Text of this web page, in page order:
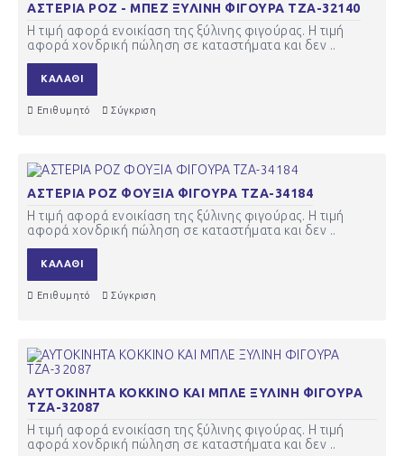
ΑΣΤΕΡΙΑ ΡΟΖ - ΜΠΕΖ ΞΥΛΙΝΗ ΦΙΓΟΥΡΑ ΤΖΑ-32140
Η τιμή αφορά ενοικίαση της ξύλινης φιγούρας. Η τιμή
αφορά χονδρική πώληση σε καταστήματα και δεν ..
ΚΑΛΆΘΙ
Επιθυμητό Σύγκριση
ΑΣΤΕΡΙΑ ΡΟΖ ΦΟΥΞΙΑ ΦΙΓΟΥΡΑ ΤΖΑ-34184
Η τιμή αφορά ενοικίαση της ξύλινης φιγούρας. Η τιμή
αφορά χονδρική πώληση σε καταστήματα και δεν ..
ΚΑΛΆΘΙ
Επιθυμητό Σύγκριση
ΑΥΤΟΚΙΝΗΤΑ ΚΟΚΚΙΝΟ ΚΑΙ ΜΠΛΕ ΞΥΛΙΝΗ ΦΙΓΟΥΡΑ
ΤΖΑ-32087
Η τιμή αφορά ενοικίαση της ξύλινης φιγούρας. Η τιμή
αφορά χονδρική πώληση σε καταστήματα και δεν ..